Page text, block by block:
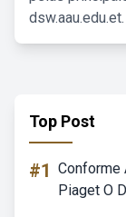
dsw.aau.edu.et.
Top Post
#1 Conforme
Piaget O